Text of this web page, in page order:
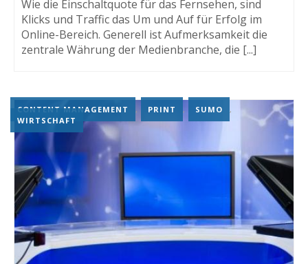
Wie die Einschaltquote für das Fernsehen, sind
Klicks und Traffic das Um und Auf für Erfolg im
Online-Bereich. Generell ist Aufmerksamkeit die
zentrale Währung der Medienbranche, die [...]
CONTENT MANAGEMENT , PRINT , SUMO
,
WIRTSCHAFT